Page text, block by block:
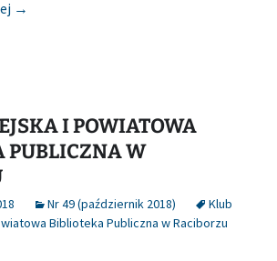
[Relacja] MIEJSKA I POWIATOWA
→
I POWIATOWA
PUBLICZNA W
Nr 49 (październik 2018)
Klub
Biblioteka Publiczna w Raciborzu